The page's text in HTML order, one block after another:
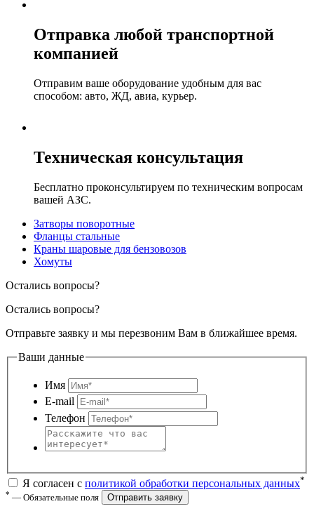
Отправка любой транспортной
компанией
Отправим ваше оборудование удобным для вас
способом: авто, ЖД, авиа, курьер.
Техническая консультация
Бесплатно проконсультируем по техническим вопросам
вашей АЗС.
Затворы поворотные
Фланцы стальные
Краны шаровые для бензовозов
Хомуты
Остались вопросы?
Остались вопросы?
Отправьте заявку и мы перезвоним Вам в ближайшее время.
Ваши данные
Имя
E-mail
Телефон
Я согласен с политикой обработки персональных данных*
* — Обязательные поля Отправить заявку